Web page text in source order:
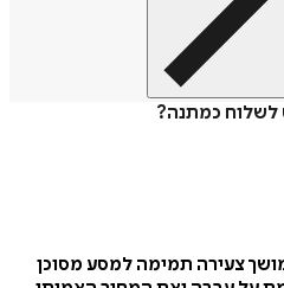
לשלוח כמתנה?
צעירה תמימה למסע מסוכן